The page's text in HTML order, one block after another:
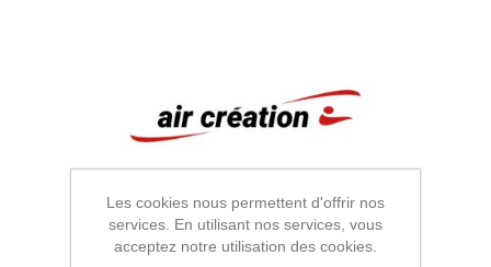
Les cookies nous permettent d'offrir nos
services. En utilisant nos services, vous
acceptez notre utilisation des cookies.